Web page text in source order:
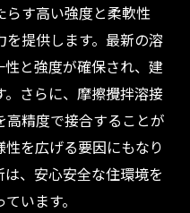
らす高い強度と柔軟性
提供します。最新の溶
と強度が確保され、建
さらに、摩擦攪拌溶接
精度で接合することが
を広げる要因にもなり
、安心安全な住環境を
います。